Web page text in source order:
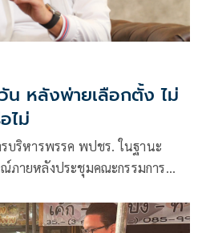
หลังพ่ายเลือกตั้ง ไม่
ไม่
บริหารพรรค พปชร. ในฐานะ
ายหลังประชุมคณะกรรมการ